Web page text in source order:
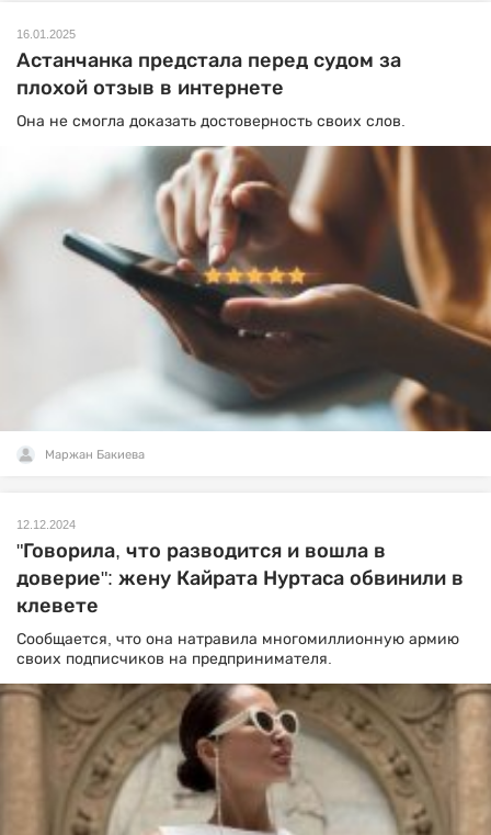
16.01.2025
Астанчанка предстала перед судом за
плохой отзыв в интернете
Она не смогла доказать достоверность своих слов.
Маржан Бакиева
12.12.2024
"Говорила, что разводится и вошла в
доверие": жену Кайрата Нуртаса обвинили в
клевете
Сообщается, что она натравила многомиллионную армию
своих подписчиков на предпринимателя.